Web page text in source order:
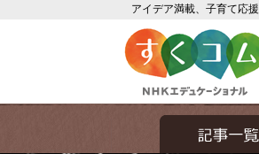
アイデア満載、子育て応援